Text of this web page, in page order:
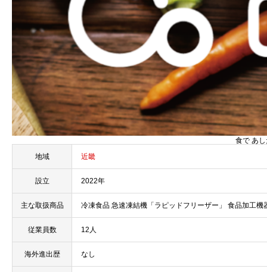
食で あ
地域
近畿
設立 2022年
主な取扱商品 冷凍食品 急速凍結機「ラピッドフリーザー」 食品加工機
従業員数 12人
海外進出歴 なし